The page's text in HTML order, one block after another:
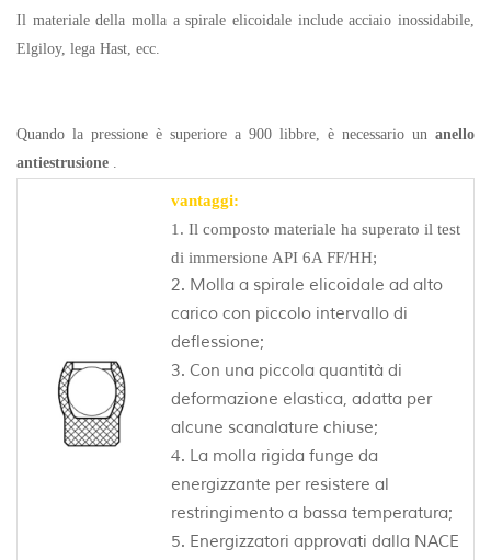
Il materiale della molla a spirale elicoidale include acciaio inossidabile,
Elgiloy, lega Hast, ecc.
Quando la pressione è superiore a 900 libbre, è necessario un anello
antiestrusione
vantaggi:
1. Il composto materiale ha superato il test
di immersione API 6A FF/HH;
2. Molla a spirale elicoidale ad alto
carico con piccolo intervallo di
deflessione;
3. Con una piccola quantità di
deformazione elastica, adatta per
alcune scanalature chiuse;
4. La molla rigida funge da
energizzante per resistere al
restringimento a bassa temperatura;
5. Energizzatori approvati dalla NACE